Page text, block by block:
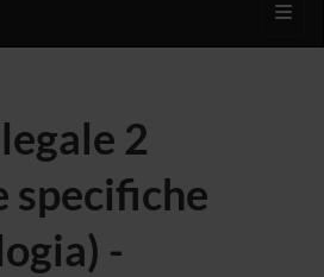
2
specifiche
-